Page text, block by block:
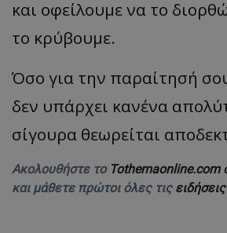
και οφείλουμε να το
το κρύβουμε.
Όσο για την παραίτησή
δεν υπάρχει κανένα
σίγουρα θεωρείται
Ακολουθήστε το Tothemaonline.com
και μάθετε πρώτοι όλες τις ειδήσεις